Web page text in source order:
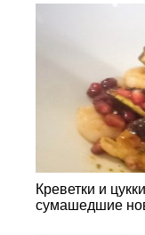
Креветки и
сумашедшие